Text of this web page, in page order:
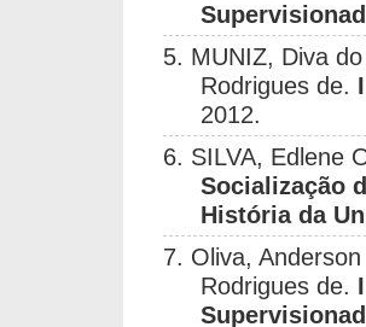
5. MUNIZ, Diva
Rodrigues de.
2012.
6. SILVA, Edlene
Socialização
História da
7. Oliva,
Rodrigues de.